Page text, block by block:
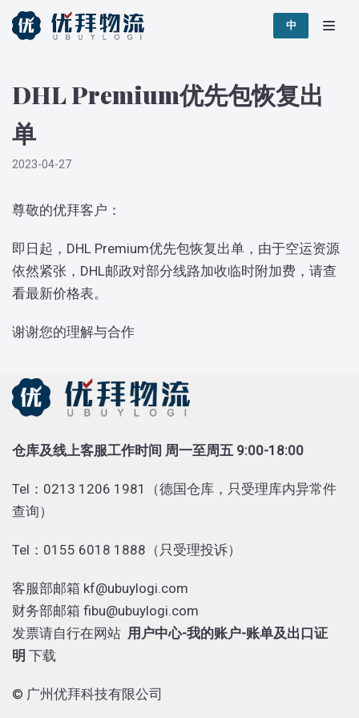
跳
至
文
中
DHL Premium优先包恢复出
单
2023-04-27
尊敬的优拜客户：
即日起，DHL Premium优先包恢复出单，由于空运资源
依然紧张，DHL邮政对部分线路加收临时附加费，请查
看最新价格表。
谢谢您的理解与合作
仓库及线上客服工作时间 周一至周五 9:00-18:00
Tel：0213 1206 1981（德国仓库，只受理库内异常件
查询）
Tel：0155 6018 1888（只受理投诉）
客服部邮箱 kf@ubuylogi.com
财务部邮箱 fibu@ubuylogi.com
发票请自行在网站 用户中心-我的账户-账单及出口证
明 下载
© 广州优拜科技有限公司